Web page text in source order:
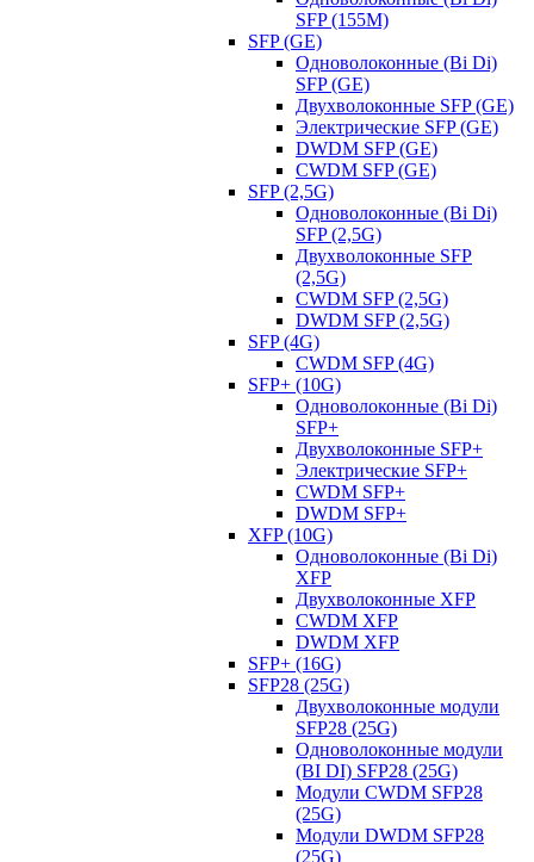
SFP (155M)
SFP (GE)
Одноволоконные (Bi Di)
SFP (GE)
Двухволоконные SFP (GE)
Электрические SFP (GE)
DWDM SFP (GE)
CWDM SFP (GE)
SFP (2,5G)
Одноволоконные (Bi Di)
SFP (2,5G)
Двухволоконные SFP
(2,5G)
CWDM SFP (2,5G)
DWDM SFP (2,5G)
SFP (4G)
CWDM SFP (4G)
SFP+ (10G)
Одноволоконные (Bi Di)
SFP+
Двухволоконные SFP+
Электрические SFP+
CWDM SFP+
DWDM SFP+
XFP (10G)
Одноволоконные (Bi Di)
XFP
Двухволоконные XFP
CWDM XFP
DWDM XFP
SFP+ (16G)
SFP28 (25G)
Двухволоконные модули
SFP28 (25G)
Одноволоконные модули
(BI DI) SFP28 (25G)
Модули CWDM SFP28
(25G)
Модули DWDM SFP28
(25G)